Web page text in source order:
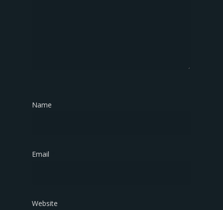
Name
Email
Website